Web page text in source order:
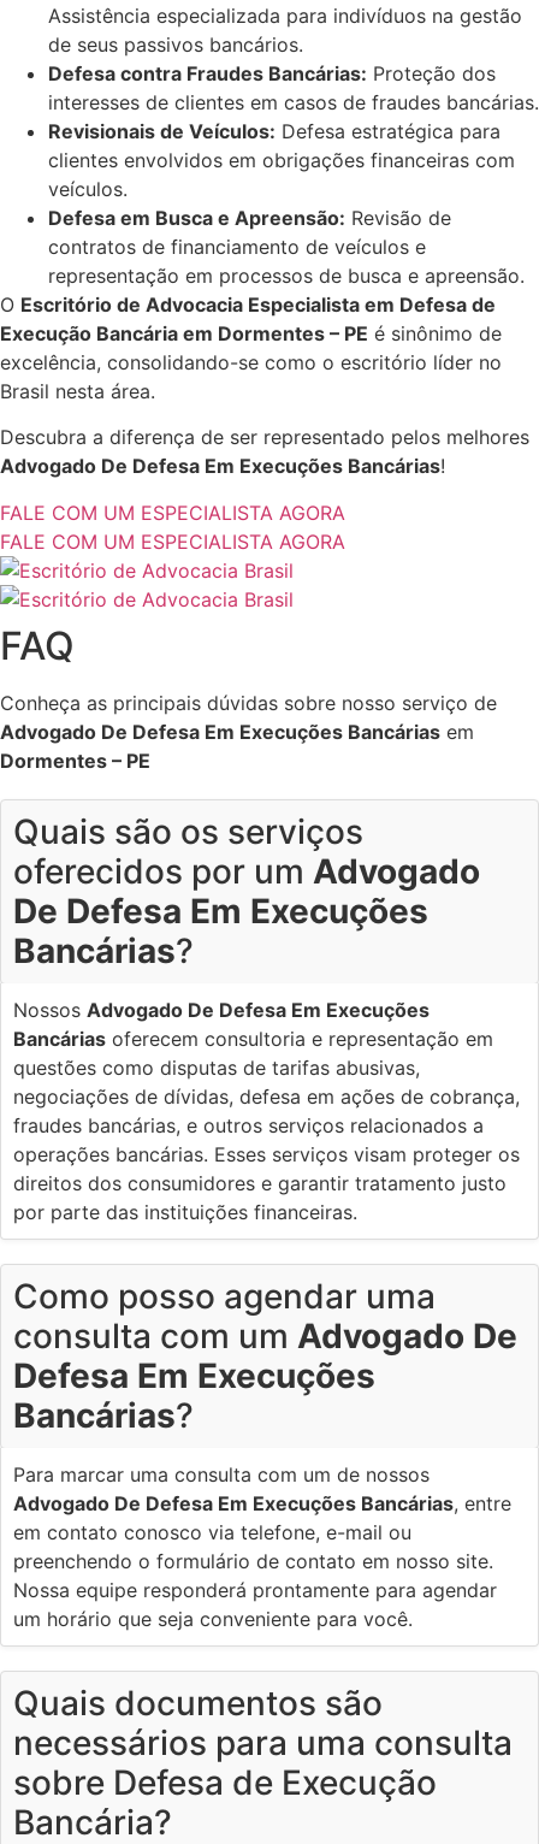
Assistência especializada para indivíduos na gestão
de seus passivos bancários.
Defesa contra Fraudes Bancárias: Proteção dos
interesses de clientes em casos de fraudes bancárias.
Revisionais de Veículos: Defesa estratégica para
clientes envolvidos em obrigações financeiras com
veículos.
Defesa em Busca e Apreensão: Revisão de
contratos de financiamento de veículos e
representação em processos de busca e apreensão.
O Escritório de Advocacia Especialista em Defesa de
Execução Bancária em Dormentes – PE é sinônimo de
excelência, consolidando-se como o escritório líder no
Brasil nesta área.
Descubra a diferença de ser representado pelos melhores
Advogado De Defesa Em Execuções Bancárias!
FALE COM UM ESPECIALISTA AGORA
FALE COM UM ESPECIALISTA AGORA
FAQ
Conheça as principais dúvidas sobre nosso serviço de
Advogado De Defesa Em Execuções Bancárias em
Dormentes – PE
Quais são os serviços
oferecidos por um Advogado
De Defesa Em Execuções
Bancárias?
Nossos Advogado De Defesa Em Execuções
Bancárias oferecem consultoria e representação em
questões como disputas de tarifas abusivas,
negociações de dívidas, defesa em ações de cobrança,
fraudes bancárias, e outros serviços relacionados a
operações bancárias. Esses serviços visam proteger os
direitos dos consumidores e garantir tratamento justo
por parte das instituições financeiras.
Como posso agendar uma
consulta com um Advogado De
Defesa Em Execuções
Bancárias?
Para marcar uma consulta com um de nossos
Advogado De Defesa Em Execuções Bancárias, entre
em contato conosco via telefone, e-mail ou
preenchendo o formulário de contato em nosso site.
Nossa equipe responderá prontamente para agendar
um horário que seja conveniente para você.
Quais documentos são
necessários para uma consulta
sobre Defesa de Execução
Bancária?